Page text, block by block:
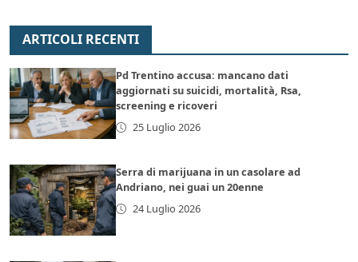
ARTICOLI RECENTI
Pd Trentino accusa: mancano dati
aggiornati su suicidi, mortalità, Rsa,
screening e ricoveri
25 Luglio 2026
Serra di marijuana in un casolare ad
Andriano, nei guai un 20enne
24 Luglio 2026